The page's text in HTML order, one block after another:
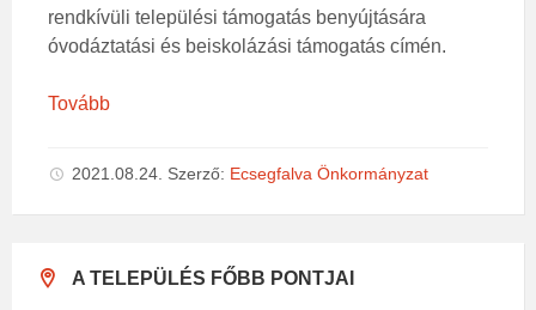
rendkívüli települési támogatás benyújtására
óvodáztatási és beiskolázási támogatás címén.
Tovább
2021.08.24. Szerző: Ecsegfalva Önkormányzat
A TELEPÜLÉS FŐBB PONTJAI